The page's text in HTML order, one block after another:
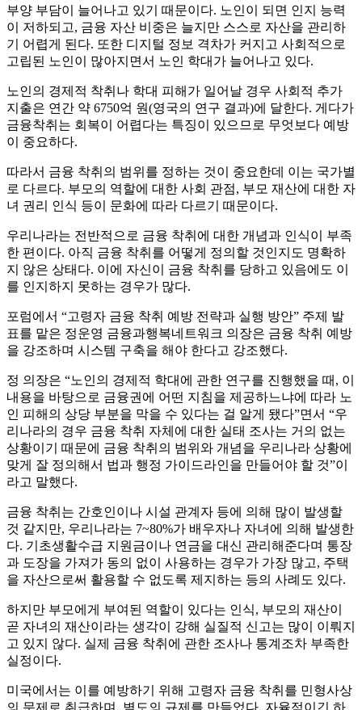
부양 부담이 늘어나고 있기 때문이다. 노인이 되면 인지 능력
이 저하되고, 금융 자산 비중은 늘지만 스스로 자산을 관리하
기 어렵게 된다. 또한 디지털 정보 격차가 커지고 사회적으로
고립된 노인이 많아지면서 노인 학대가 늘어나고 있다.
노인의 경제적 착취나 학대 피해가 일어날 경우 사회적 추가
지출은 연간 약 6750억 원(영국의 연구 결과)에 달한다. 게다가
금융착취는 회복이 어렵다는 특징이 있으므로 무엇보다 예방
이 중요하다.
따라서 금융 착취의 범위를 정하는 것이 중요한데 이는 국가별
로 다르다. 부모의 역할에 대한 사회 관점, 부모 재산에 대한 자
녀 권리 인식 등이 문화에 따라 다르기 때문이다.
우리나라는 전반적으로 금융 착취에 대한 개념과 인식이 부족
한 편이다. 아직 금융 착취를 어떻게 정의할 것인지도 명확하
지 않은 상태다. 이에 자신이 금융 착취를 당하고 있음에도 이
를 인지하지 못하는 경우가 많다.
포럼에서 “고령자 금융 착취 예방 전략과 실행 방안” 주제 발
표를 맡은 정운영 금융과행복네트워크 의장은 금융 착취 예방
을 강조하며 시스템 구축을 해야 한다고 강조했다.
정 의장은 “노인의 경제적 학대에 관한 연구를 진행했을 때, 이
내용을 바탕으로 금융권에 어떤 지침을 제공하느냐에 따라 노
인 피해의 상당 부분을 막을 수 있다는 걸 알게 됐다”면서 “우
리나라의 경우 금융 착취 자체에 대한 실태 조사는 거의 없는
상황이기 때문에 금융 착취의 범위와 개념을 우리나라 상황에
맞게 잘 정의해서 법과 행정 가이드라인을 만들어야 할 것”이
라고 말했다.
금융 착취는 간호인이나 시설 관계자 등에 의해 많이 발생할
것 같지만, 우리나라는 7~80%가 배우자나 자녀에 의해 발생한
다. 기초생활수급 지원금이나 연금을 대신 관리해준다며 통장
과 도장을 가져가 동의 없이 사용하는 경우가 가장 많고, 주택
을 자산으로써 활용할 수 없도록 제지하는 등의 사례도 있다.
하지만 부모에게 부여된 역할이 있다는 인식, 부모의 재산이
곧 자녀의 재산이라는 생각이 강해 실질적 신고는 많이 이뤄지
고 있지 않다. 실제 금융 착취에 관한 조사나 통계조차 부족한
실정이다.
미국에서는 이를 예방하기 위해 고령자 금융 착취를 민형사상